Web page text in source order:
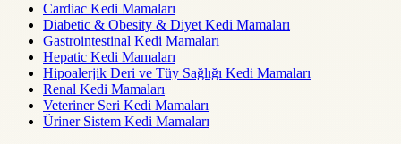
Cardiac Kedi Mamaları
Diabetic & Obesity & Diyet Kedi Mamaları
Gastrointestinal Kedi Mamaları
Hepatic Kedi Mamaları
Hipoalerjik Deri ve Tüy Sağlığı Kedi Mamaları
Renal Kedi Mamaları
Veteriner Seri Kedi Mamaları
Üriner Sistem Kedi Mamaları